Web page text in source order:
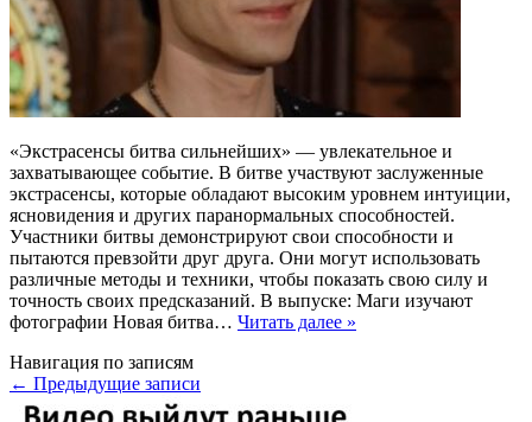
«Экстрасенсы битва сильнейших» — увлекательное и
захватывающее событие. В битве участвуют заслуженные
экстрасенсы, которые обладают высоким уровнем интуиции,
ясновидения и других паранормальных способностей.
Участники битвы демонстрируют свои способности и
пытаются превзойти друг друга. Они могут использовать
различные методы и техники, чтобы показать свою силу и
точность своих предсказаний. В выпуске: Маги изучают
фотографии Новая битва… Читать далее »
Навигация по записям
← Предыдущие записи